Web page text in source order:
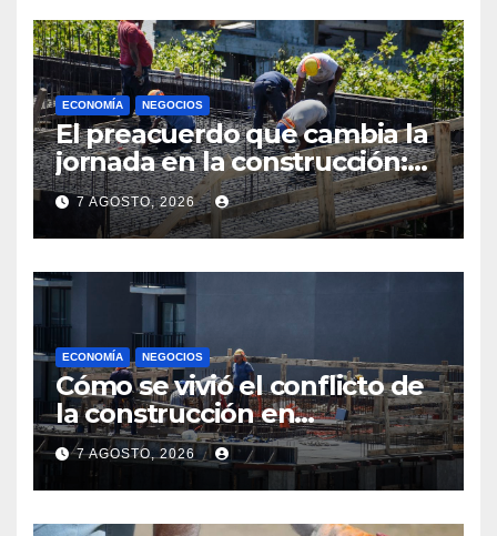
ECONOMÍA NEGOCIOS
El preacuerdo que cambia la
jornada en la construcción:
menos horas, subas reales y
convenio hasta 2031
7 AGOSTO, 2026
ECONOMÍA NEGOCIOS
Cómo se vivió el conflicto de
la construcción en
Maldonado, un
departamento donde el
sector tiene sus
particularidades
7 AGOSTO, 2026